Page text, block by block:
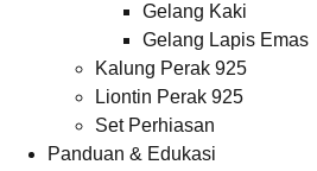
Gelang Kaki
Gelang Lapis Emas
Kalung Perak 925
Liontin Perak 925
Set Perhiasan
Panduan & Edukasi